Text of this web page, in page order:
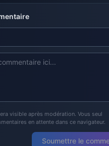
visible après modération. Vous seul
en attente dans ce navigateur.
Soumettre le